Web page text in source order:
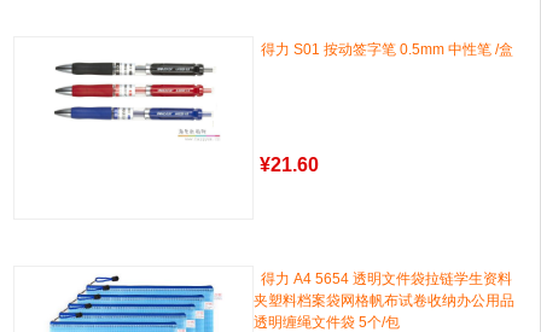
得力 S01 按动签字笔 0.5mm 中性笔 /盒
¥21.60
得力 A4 5654 透明文件袋拉链学生资料
夹塑料档案袋网格帆布试卷收纳办公用品
透明缠绳文件袋 5个/包